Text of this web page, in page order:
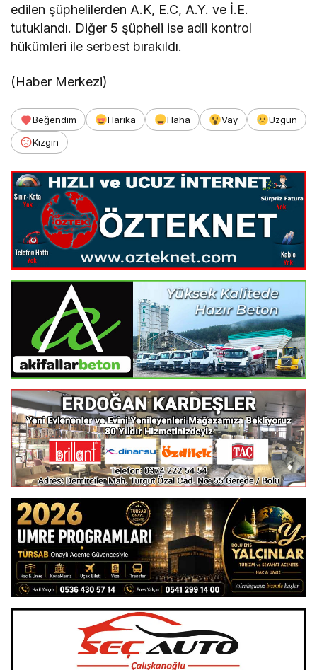
edilen şüphelilerden A.K, E.C, A.Y. ve İ.E.
tutuklandı. Diğer 5 şüpheli ise adli kontrol
hükümleri ile serbest bırakıldı.
(Haber Merkezi)
Beğendim Harika Haha Vay
Üzgün
Kızgın